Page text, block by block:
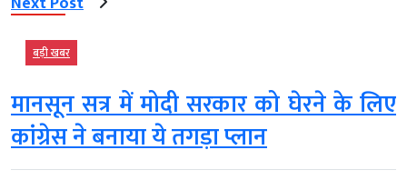
बड़ी खबर
मानसून सत्र में मोदी सरकार को घेरने के लिए
कांग्रेस ने बनाया ये तगड़ा प्लान